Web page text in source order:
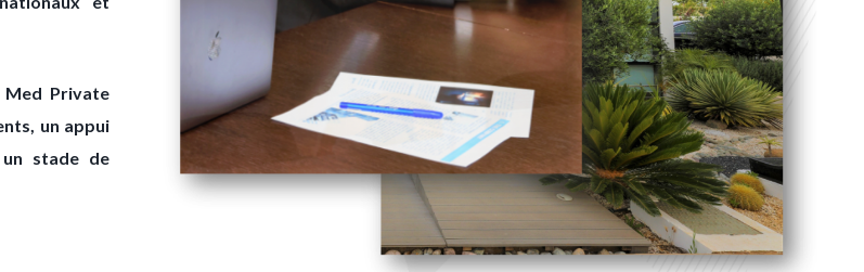
Med Private
un appui
stade de